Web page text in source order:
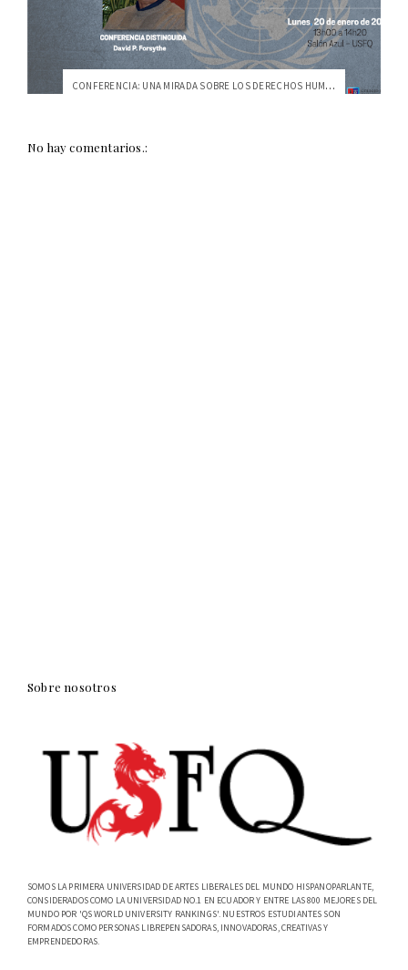
CONFERENCIA: UNA MIRADA SOBRE LOS DERECHOS HUMANOS
No hay comentarios.:
Sobre nosotros
SOMOS LA PRIMERA UNIVERSIDAD DE ARTES LIBERALES DEL MUNDO HISPANOPARLANTE,
CONSIDERADOS COMO LA UNIVERSIDAD NO.1 EN ECUADOR Y ENTRE LAS 800 MEJORES DEL
MUNDO POR 'QS WORLD UNIVERSITY RANKINGS'. NUESTROS ESTUDIANTES SON
FORMADOS COMO PERSONAS LIBREPENSADORAS, INNOVADORAS, CREATIVAS Y
EMPRENDEDORAS.